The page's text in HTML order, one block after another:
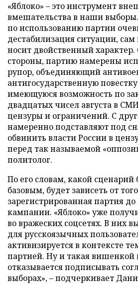
«Яблоко» – это инструмент
вмешательства в наши
по использованию партии
дестабилизация ситуации,
носит двойственный
стороны, партию намерены
рупор, объединяющий
антигосударственную
имеющуюся возможность по
двадцатых чисел августа в
цензуры и ограничений. С
намеренно подставляют под
обвинить власти России в
перед так называемой
политолог.
По его словам, какой сценарий
базовым, будет зависеть от
зарегистрированная партия
кампании. «Яблоко» уже
во вражеских соцсетях. В них
для русскоязычных
активизируется в контексте
партией. Ну и такая вишенкой
отказывается подписывать
выборах», – подчеркивает